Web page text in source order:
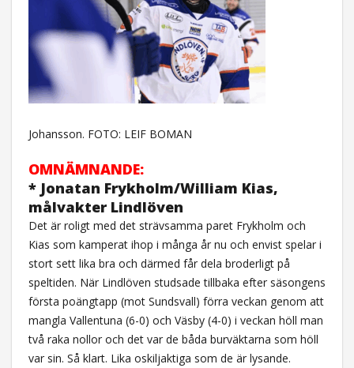
Johansson. FOTO: LEIF BOMAN
OMNÄMNANDE:
* Jonatan Frykholm/William Kias,
målvakter Lindlöven
Det är roligt med det strävsamma paret Frykholm och
Kias som kamperat ihop i många år nu och envist spelar i
stort sett lika bra och därmed får dela broderligt på
speltiden. När Lindlöven studsade tillbaka efter säsongens
första poängtapp (mot Sundsvall) förra veckan genom att
mangla Vallentuna (6-0) och Väsby (4-0) i veckan höll man
två raka nollor och det var de båda burväktarna som höll
var sin. Så klart. Lika oskiljaktiga som de är lysande.